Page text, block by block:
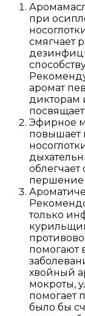
при
смягчает
аромат
дикторам
Эфирное
повышает
першение
только
помогают
хвойный
мокроты,
помогает
было бы